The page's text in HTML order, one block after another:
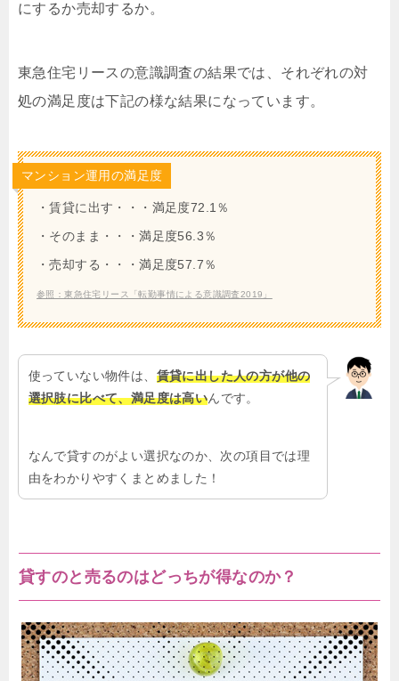
にするか売却するか。
東急住宅リースの意識調査の結果では、それぞれの対
処の満足度は下記の様な結果になっています。
マンション運用の満足度
・賃貸に出す・・・満足度72.1％
・そのまま・・・満足度56.3％
・売却する・・・満足度57.7％
参照：東急住宅リース「転勤事情による意識調査2019」
使っていない物件は、 賃貸に出した人の方が他の
選択肢に比べて、満足度は高いんです。
なんで貸すのがよい選択なのか、次の項目では理
由をわかりやすくまとめました！
貸すのと売るのはどっちが得なのか？